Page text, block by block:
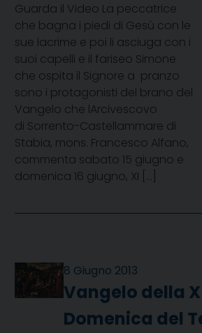
Guarda il Video La peccatrice
che bagna i piedi di Gesù con le
sue lacrime e poi li asciuga con i
suoi capelli e il fariseo Simone
che ospita il Signore a pranzo
sono i protagonisti del brano del
Vangelo che lArcivescovo
di Sorrento-Castellammare di
Stabia, mons. Francesco Alfano,
commenta sabato 15 giugno e
domenica 16 giugno, XI […]
8 Giugno 2013
Vangelo della X
Domenica del